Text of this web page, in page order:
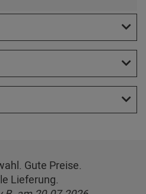
Gute Preise.
Lieferung.